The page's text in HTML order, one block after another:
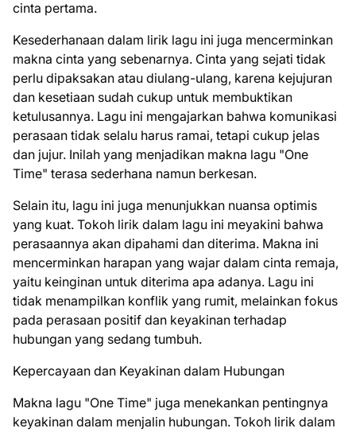
cinta pertama.
Kesederhanaan dalam lirik lagu ini juga mencerminkan
makna cinta yang sebenarnya. Cinta yang sejati tidak
perlu dipaksakan atau diulang-ulang, karena kejujuran
dan kesetiaan sudah cukup untuk membuktikan
ketulusannya. Lagu ini mengajarkan bahwa komunikasi
perasaan tidak selalu harus ramai, tetapi cukup jelas
dan jujur. Inilah yang menjadikan makna lagu "One
Time" terasa sederhana namun berkesan.
Selain itu, lagu ini juga menunjukkan nuansa optimis
yang kuat. Tokoh lirik dalam lagu ini meyakini bahwa
perasaannya akan dipahami dan diterima. Makna ini
mencerminkan harapan yang wajar dalam cinta remaja,
yaitu keinginan untuk diterima apa adanya. Lagu ini
tidak menampilkan konflik yang rumit, melainkan fokus
pada perasaan positif dan keyakinan terhadap
hubungan yang sedang tumbuh.
Kepercayaan dan Keyakinan dalam Hubungan
Makna lagu "One Time" juga menekankan pentingnya
keyakinan dalam menjalin hubungan. Tokoh lirik dalam